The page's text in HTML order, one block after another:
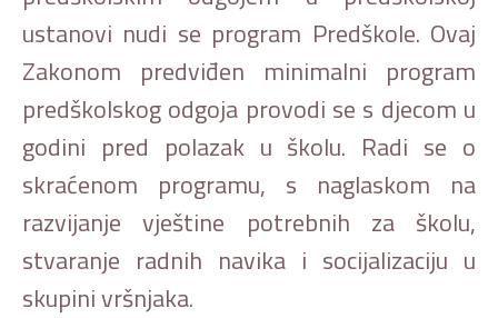
ustanovi nudi se program Predškole. Ovaj
Zakonom predviđen minimalni program
predškolskog odgoja provodi se s djecom u
godini pred polazak u školu. Radi se o
skraćenom programu, s naglaskom na
razvijanje vještine potrebnih za školu,
stvaranje radnih navika i socijalizaciju u
skupini vršnjaka.